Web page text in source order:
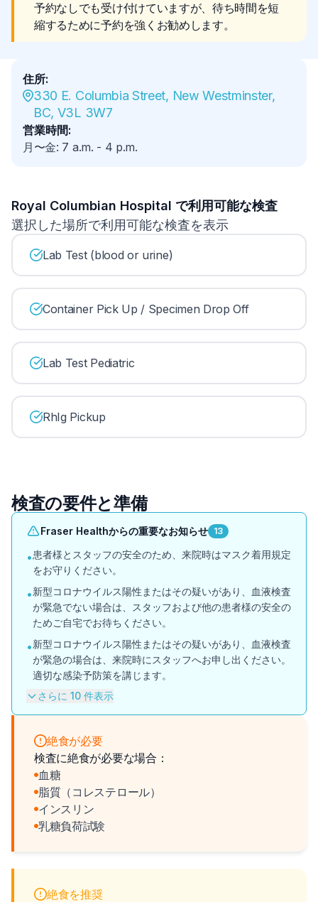
予約なしでも受け付けていますが、待ち時間を短
縮するために予約を強くお勧めします。
住所:
330 E. Columbia Street, New Westminster,
BC, V3L 3W7
営業時間:
月〜金: 7 a.m. - 4 p.m.
Royal Columbian Hospital で利用可能な検査
選択した場所で利用可能な検査を表示
Lab Test (blood or urine)
Container Pick Up / Specimen Drop Off
Lab Test Pediatric
RhIg Pickup
検査の要件と準備
Fraser Healthからの重要なお知らせ 13
•患者様とスタッフの安全のため、来院時はマスク着用規定
をお守りください。
•新型コロナウイルス陽性またはその疑いがあり、血液検査
が緊急でない場合は、スタッフおよび他の患者様の安全の
ためご自宅でお待ちください。
•新型コロナウイルス陽性またはその疑いがあり、血液検査
が緊急の場合は、来院時にスタッフへお申し出ください。
適切な感染予防策を講じます。
さらに 10 件表示
絶食が必要
検査に絶食が必要な場合：
血糖
脂質（コレステロール）
インスリン
乳糖負荷試験
絶食を推奨